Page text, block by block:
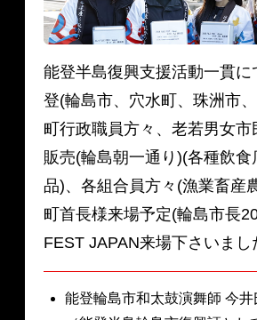
能登半島復興支援活動一貫に
登(輪島市、穴水町、珠洲市
町行政職員方々、老若男女
販売(輪島朝一通り)(各種飲食
品)、各組合員方々(漁業畜産
町首長様来場予定(輪島市長
FEST JAPAN来場下さいまし
能登輪島市和太鼓演舞師 今井